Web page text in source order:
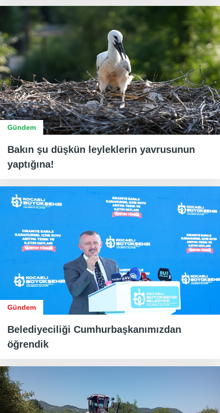
Gündem
Bakın şu düşkün leyleklerin yavrusunun
yaptığına!
Gündem
Belediyeciliği Cumhurbaşkanımızdan
öğrendik